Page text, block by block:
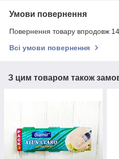
Умови повернення
Повернення товару впродовж
Всі умови повернення
З цим товаром також